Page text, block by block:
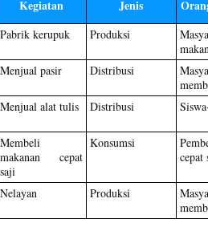
Kegiatan Jenis
Pabrik kerupuk Produksi
Menjual pasir Distribusi
Menjual alat tulis Distribusi
Membeli
makanan cepat
saji
Konsumsi
cepat
Nelayan Produksi